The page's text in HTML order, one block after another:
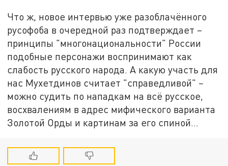
Что ж, новое интервью уже разоблачённого
русофоба в очередной раз подтверждает –
принципы "многонациональности" России
подобные персонажи воспринимают как
слабость русского народа. А какую участь для
нас Мухетдинов считает "справедливой" –
можно судить по нападкам на всё русское,
восхвалениям в адрес мифического варианта
Золотой Орды и картинам за его спиной…